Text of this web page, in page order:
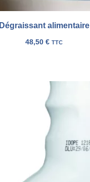
Dégraissant alimentaire
48,50€ TTC